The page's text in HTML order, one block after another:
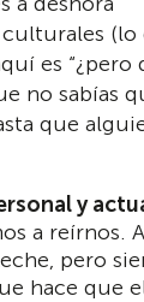
(lo
es “¿pero
no sabías
que
y
a reírnos.
pero
hace que